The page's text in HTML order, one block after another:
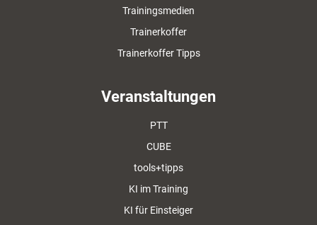
Trainingsmedien
Trainerkoffer
Trainerkoffer Tipps
Veranstaltungen
PTT
CUBE
tools+tipps
KI im Training
KI für Einsteiger